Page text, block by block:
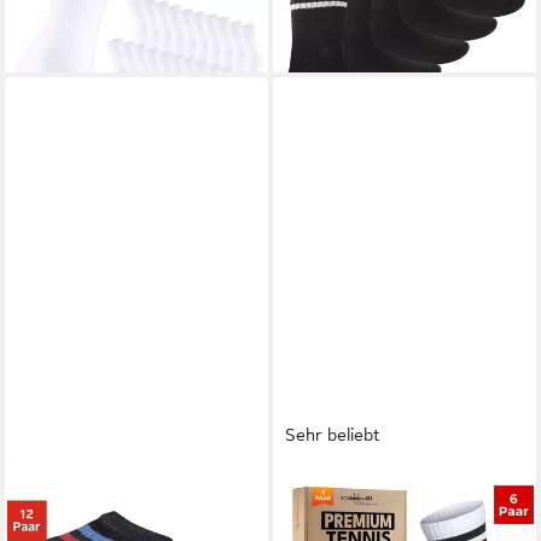
Socken (10-Paar) verstärkte
Ferse & Fußspitze,
Herren Kinder Sportsocken
Sehr beliebt
SOCKENKAUF24
Tennissocken Damen